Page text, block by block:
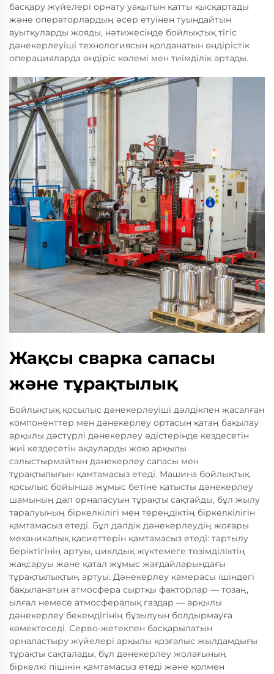
басқару жүйелері орнату уақытын қатты қысқартады
және операторлардың әсер етуінен туындайтын
ауытқуларды жояды, нәтижесінде бойлықтық тігіс
дәнекерлеуіші технологиясын қолданатын өндірістік
операцияларда өндіріс көлемі мен тиімділік артады.
Жақсы сварка сапасы
және тұрақтылық
Бойлықтық қосылыс дәнекерлеуіші дәлдікпен жасалған
компоненттер мен дәнекерлеу ортасын қатаң бақылау
арқылы дәстүрлі дәнекерлеу әдістерінде кездесетін
жиі кездесетін ақауларды жою арқылы
салыстырмайтын дәнекерлеу сапасы мен
тұрақтылығын қамтамасыз етеді. Машина бойлықтық
қосылыс бойынша жұмыс бетіне қатысты дәнекерлеу
шамының дәл орналасуын тұрақты сақтайды, бұл жылу
таралуының біркелкілігі мен тереңдіктің біркелкілігін
қамтамасыз етеді. Бұл дәлдік дәнекерлеудің жоғары
механикалық қасиеттерін қамтамасыз етеді: тартылу
беріктігінің артуы, циклдық жүктемеге төзімділіктің
жақсаруы және қатал жұмыс жағдайларындағы
тұрақтылықтың артуы. Дәнекерлеу камерасы ішіндегі
бақыланатын атмосфера сыртқы факторлар — тозаң,
ылғал немесе атмосфералық газдар — арқылы
дәнекерлеу бекемдігінің бұзылуын болдырмауға
көмектеседі. Серво-жетекпен басқарылатын
орналастыру жүйелері арқылы қозғалыс жылдамдығы
тұрақты сақталады, бұл дәнекерлеу жолағының
біркелкі пішінін қамтамасыз етеді және қолмен